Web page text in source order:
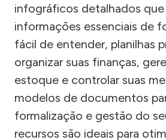
infográficos detalhados que
informações essenciais de
fácil de entender, planilhas
organizar suas finanças,
estoque e controlar suas
modelos de documentos
formalização e gestão do
recursos são ideais para